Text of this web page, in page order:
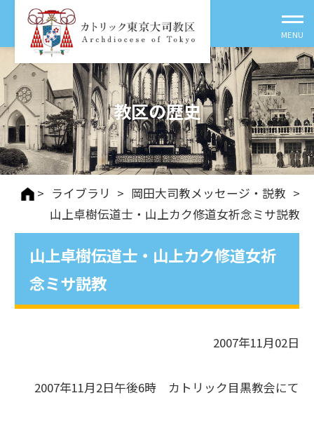
教区の歴史
> ライブラリ > 岡田大司教メッセージ・説教 >
山上卓樹伝道士・山上カク修道女祈念ミサ説教
山上卓樹伝道士・山上カク修道女祈
念ミサ説教
2007年11月02日
2007年11月2日午後6時 カトリック目黒教会にて